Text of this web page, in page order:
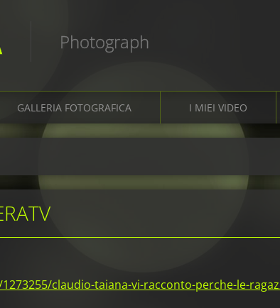
Photograph
GALLERIA FOTOGRAFICA I MIEI VIDEO
claudio-taiana-vi-racconto-perche-le-